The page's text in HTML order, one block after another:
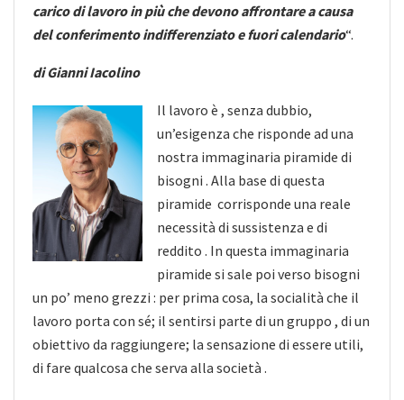
carico di lavoro in più che devono affrontare a causa
del conferimento indifferenziato e fuori calendario“.
di Gianni Iacolino
Il lavoro è , senza dubbio,
un’esigenza che risponde ad una
nostra immaginaria piramide di
bisogni . Alla base di questa
piramide corrisponde una reale
necessità di sussistenza e di
reddito . In questa immaginaria
piramide si sale poi verso bisogni
un po’ meno grezzi : per prima cosa, la socialità che il
lavoro porta con sé; il sentirsi parte di un gruppo , di un
obiettivo da raggiungere; la sensazione di essere utili,
di fare qualcosa che serva alla società .